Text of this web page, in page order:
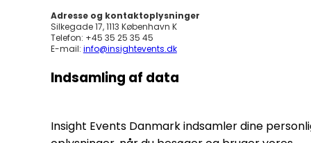
Adresse og kontaktoplysninger
Silkegade 17, 1113 København K
Telefon: +45 35 25 35 45
E-mail: info@insightevents.dk
Indsamling af data
Insight Events Danmark indsamler dine